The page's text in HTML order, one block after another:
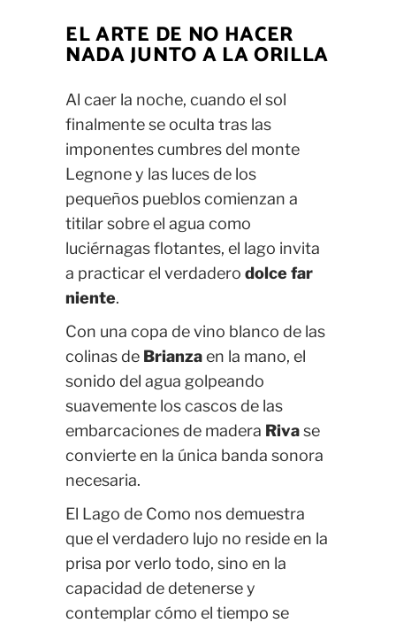
EL ARTE DE NO HACER
NADA JUNTO A LA ORILLA
Al caer la noche, cuando el sol
finalmente se oculta tras las
imponentes cumbres del monte
Legnone y las luces de los
pequeños pueblos comienzan a
titilar sobre el agua como
luciérnagas flotantes, el lago invita
a practicar el verdadero dolce far
niente.
Con una copa de vino blanco de las
colinas de Brianzaen la mano, el
sonido del agua golpeando
suavemente los cascos de las
embarcaciones de madera Rivase
convierte en la única banda sonora
necesaria.
El Lago de Como nos demuestra
que el verdadero lujo no reside en la
prisa por verlo todo, sino en la
capacidad de detenerse y
contemplar cómo el tiempo se